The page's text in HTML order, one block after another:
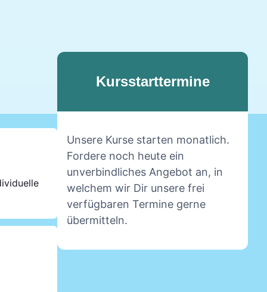
Kursstarttermine
Unsere Kurse starten monatlich.
Fordere noch heute ein
unverbindliches Angebot an, in
welchem wir Dir unsere frei
verfügbaren Termine gerne
übermitteln.